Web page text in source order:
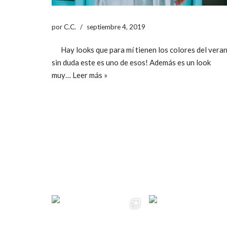
porC.C. septiembre 4, 2019
Hay looks que para mí tienen los colores del
sin duda este es uno de esos! Además es un look
muy… Leer más »